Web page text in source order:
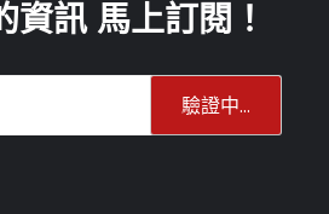
資訊 馬上訂閱！